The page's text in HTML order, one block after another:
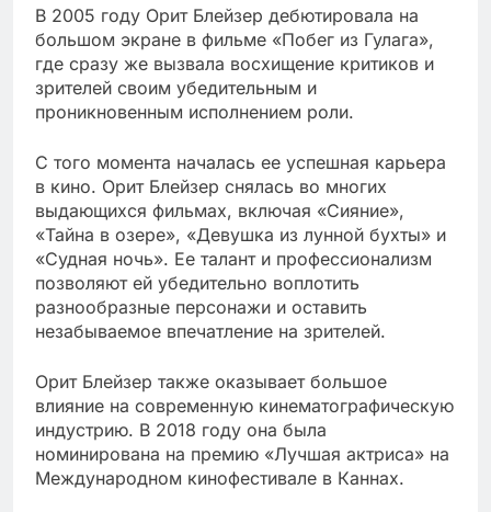
В 2005 году Орит Блейзер дебютировала на
большом экране в фильме «Побег из Гулага»,
где сразу же вызвала восхищение критиков и
зрителей своим убедительным и
проникновенным исполнением роли.
С того момента началась ее успешная карьера
в кино. Орит Блейзер снялась во многих
выдающихся фильмах, включая «Сияние»,
«Тайна в озере», «Девушка из лунной бухты» и
«Судная ночь». Ее талант и профессионализм
позволяют ей убедительно воплотить
разнообразные персонажи и оставить
незабываемое впечатление на зрителей.
Орит Блейзер также оказывает большое
влияние на современную кинематографическую
индустрию. В 2018 году она была
номинирована на премию «Лучшая актриса» на
Международном кинофестивале в Каннах.